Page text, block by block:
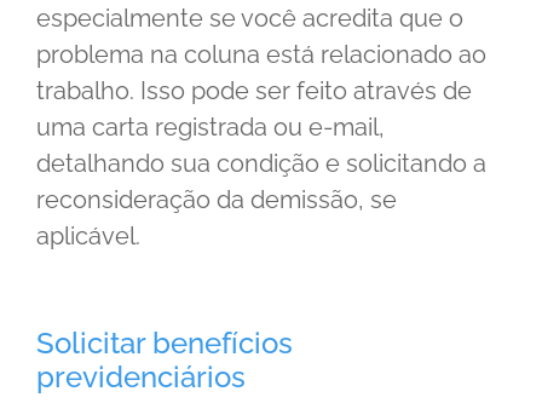
especialmente se você acredita que o
problema na coluna está relacionado ao
trabalho. Isso pode ser feito através de
uma carta registrada ou e-mail,
detalhando sua condição e solicitando a
reconsideração da demissão, se
aplicável.
Solicitar benefícios
previdenciários